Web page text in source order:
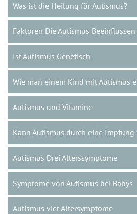
Was ist die Heilung für Autismus?
Faktoren Die Autismus Beeinflussen
Ist Autismus Genetisch
Wie man einem Kind mit Autismus
Autismus und Vitamine
Kann Autismus durch eine Impfung
Autismus Drei Alterssymptome
Symptome von Autismus bei Babys
Autismus vier Altersymptome